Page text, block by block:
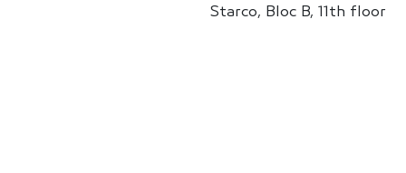
Starco, Bloc B, 11th floor